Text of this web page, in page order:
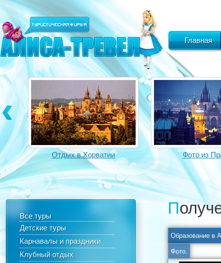
Главная
Отдых в Хорватии Фото из
Все туры
Детские туры
Карнавалы и праздники
Клубный отдых
Фото.